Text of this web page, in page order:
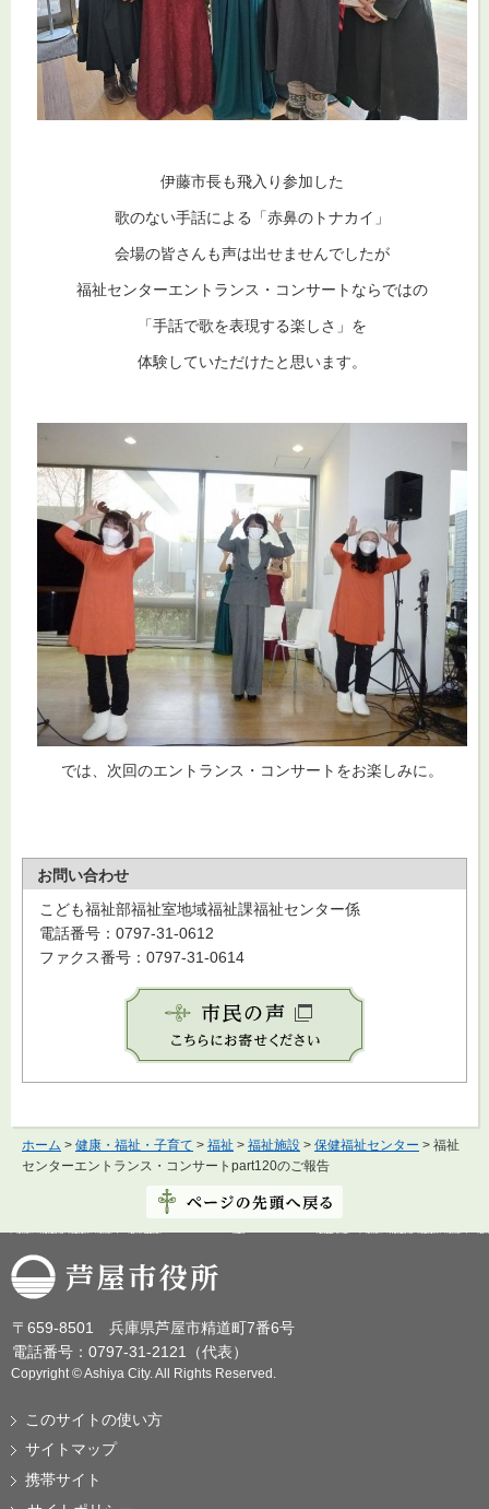
伊藤市長も飛入り参加した
歌のない手話による「赤鼻のトナカイ」
会場の皆さんも声は出せませんでしたが
福祉センターエントランス・コンサートならではの
「手話で歌を表現する楽しさ」を
体験していただけたと思います。
では、次回のエントランス・コンサートをお楽しみに。
お問い合わせ
こども福祉部福祉室地域福祉課福祉センター係
電話番号：0797-31-0612
ファクス番号：0797-31-0614
ホーム > 健康・福祉・子育て > 福祉 > 福祉施設 > 保健福祉センター > 福祉
センターエントランス・コンサートpart120のご報告
芦屋市役所
〒659-8501 兵庫県芦屋市精道町7番6号
電話番号：0797-31-2121（代表）
Copyright © Ashiya City. All Rights Reserved.
このサイトの使い方
サイトマップ
携帯サイト